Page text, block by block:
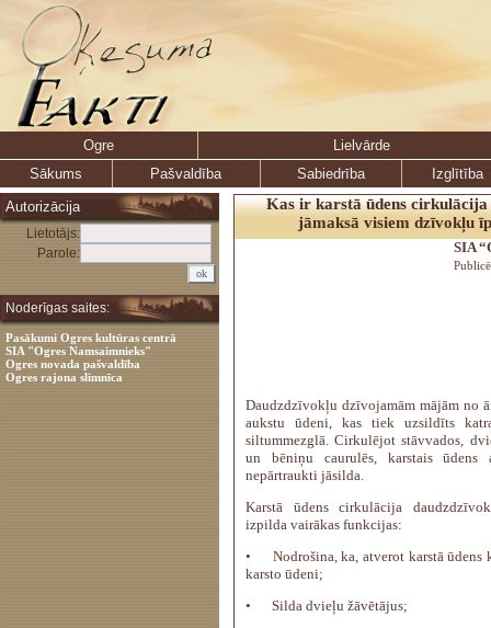
Ogre
Lielvārde
Sākums
Pašvaldība Sabiedrība
Izglītība
Autorizācija
Lietotājs:
Parole:
Noderīgas saites:
Pasākumi Ogres kultūras centrā
SIA "Ogres Namsaimnieks"
Ogres novada pašvaldība
Ogres rajona slimnīca
Kas ir karstā ūdens
jāmaksā visiem dzīvokļu
SIA
Daudzdzīvokļu dzīvojamām mājām no
aukstu ūdeni, kas tiek uzsildīts
siltummezglā. Cirkulējot stāvvados,
un bēniņu caurulēs, karstais
nepārtraukti jāsilda.
Karstā ūdens cirkulācija
izpilda vairākas funkcijas:
•
Nodrošina, ka, atverot karstā ūdens
karsto ūdeni;
•
Silda dvieļu žāvētājus;